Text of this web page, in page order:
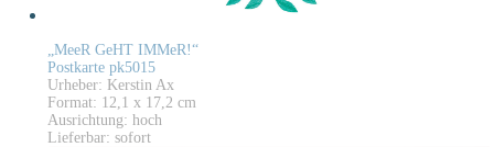
„MeeR GeHT IMMeR!“
Postkarte pk5015
Urheber: Kerstin Ax
Format: 12,1 x 17,2 cm
Ausrichtung: hoch
Lieferbar: sofort